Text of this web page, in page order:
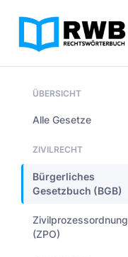
ÜBERSICHT
Alle Gesetze
ZIVILRECHT
Bürgerliches
Gesetzbuch (BGB)
Zivilprozessordnung
(ZPO)